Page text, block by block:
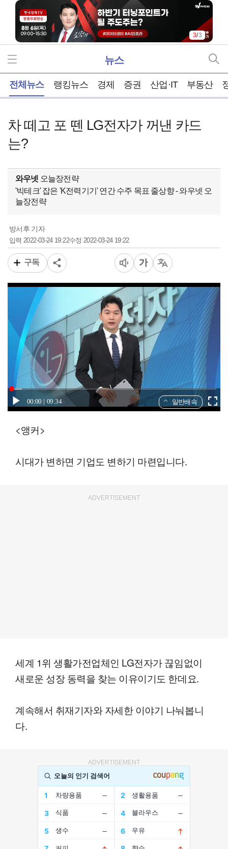
1/3
뉴스
전체뉴스 랭킹뉴스 경제 증권 산업·IT 부동산
차 떼고 포 뗀 LG전자가 꺼낸 카드
는?
와우넷 오늘장전략
'빅테크' 잡은 'K전력기기' 연간 수주 목표 줄상향 - 와우넷 오
늘장전략
방서후 기자
입력 2022-03-24 19:22수정 2022-03-24 19:22
구독
00:00 09:34 일반배속
<앵커>
시대가 변하면 기업도 변하기 마련입니다.
ADVERTISEMENT
세계 1위 생활가전업체인 LG전자가 끊임없이
새로운 성장 동력을 찾는 이유이기도 한데요.
계속해서 취재기자와 자세한 이야기 나눠봅니
다.
ADVERTISEMENT